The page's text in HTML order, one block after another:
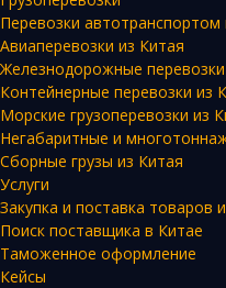
Перевозки автотранспортом
Авиаперевозки из Китая
Железнодорожные
Контейнерные перевозки из
Морские грузоперевозки из
Негабаритные и
Сборные грузы из Китая
Услуги
Закупка и поставка товаров
Поиск поставщика в Китае
Таможенное оформление
Кейсы